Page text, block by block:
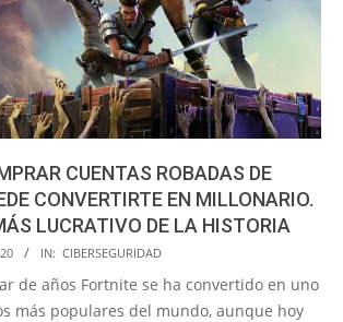
CUENTAS ROBADAS DE
CONVERTIRTE EN MILLONARIO.
LUCRATIVO DE LA HISTORIA
IN: CIBERSEGURIDAD
de años Fortnite se ha convertido en uno
más populares del mundo, aunque hoy